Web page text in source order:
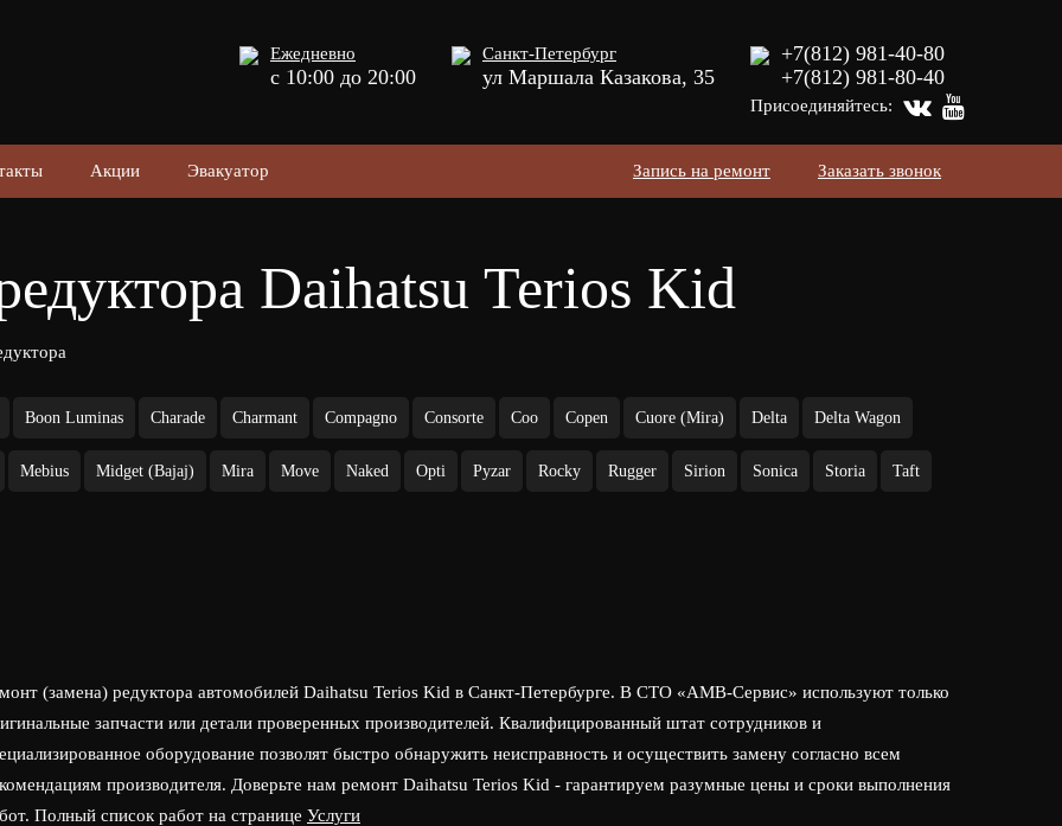
Ежедневно
с 10:00 до 20:00
Санкт-Петербург
ул Маршала Казакова, 35
+7(812) 981-40-80
+7(812) 981-80-40
Присоединяйтесь:
Акции Эвакуатор Заказать звонок
Запись на ремонт
Daihatsu Terios Kid
Boon Luminas Charade Charmant Compagno Consorte Coo Copen Cuore (Mira) Delta Delta Wagon
Mebius Midget (Bajaj) Mira Move Naked Opti Pyzar Rocky Rugger Sirion Sonica Storia Taft
(замена) редуктора автомобилей Daihatsu Terios Kid в Санкт-Петербурге. В СТО «АМВ-Сервис» используют только
запчасти или детали проверенных производителей. Квалифицированный штат сотрудников и
оборудование позволят быстро обнаружить неисправность и осуществить замену согласно всем
производителя. Доверьте нам ремонт Daihatsu Terios Kid - гарантируем разумные цены и сроки выполнения
Полный список работ на странице Услуги